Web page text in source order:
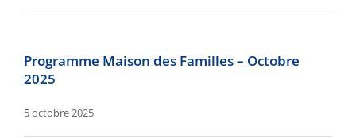
Programme Maison des Familles – Octobre
2025
5 octobre 2025